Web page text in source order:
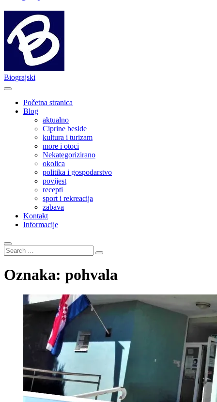
Biograjski
Početna stranica
Blog
aktualno
Ciprine beside
kultura i turizam
more i otoci
Nekategorizirano
okolica
politika i gospodarstvo
povijest
recepti
sport i rekreacija
zabava
Kontakt
Informacije
Search
…
Oznaka: pohvala